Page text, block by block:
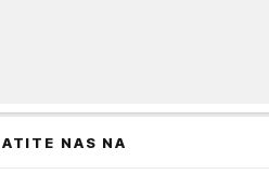
NAS NA